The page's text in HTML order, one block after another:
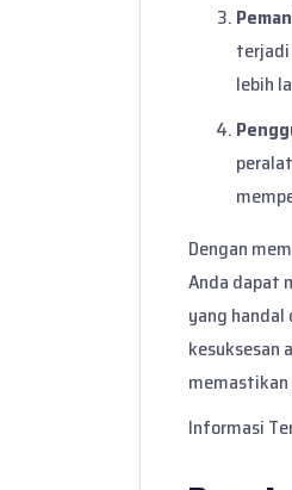
terjadi
lebih
Dengan
Anda dapat
yang
kesuksesan
memastikan
Informasi